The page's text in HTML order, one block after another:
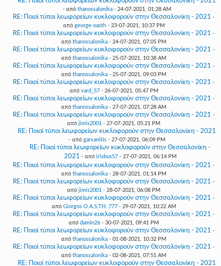
- από thanossalonika - 24-07-2021, 01:28 AM
RE: Ποιοί τύποι λεωφορείων κυκλοφορούν στην Θεσσαλονίκη - 2021 -
από george-oasth- 23-07-2021, 10:37 PM
RE: Ποιοί τύποι λεωφορείων κυκλοφορούν στην Θεσσαλονίκη - 2021 -
από thanossalonika - 24-07-2021, 07:05 PM
RE: Ποιοί τύποι λεωφορείων κυκλοφορούν στην Θεσσαλονίκη - 2021 -
από thanossalonika - 25-07-2021, 10:38 AM
RE: Ποιοί τύποι λεωφορείων κυκλοφορούν στην Θεσσαλονίκη - 2021 -
από thanossalonika - 25-07-2021, 09:03 PM
RE: Ποιοί τύποι λεωφορείων κυκλοφορούν στην Θεσσαλονίκη - 2021 -
από vard_57- 26-07-2021, 05:47 PM
RE: Ποιοί τύποι λεωφορείων κυκλοφορούν στην Θεσσαλονίκη - 2021 -
από thanossalonika - 27-07-2021, 07:28 AM
RE: Ποιοί τύποι λεωφορείων κυκλοφορούν στην Θεσσαλονίκη - 2021 -
από jimis2001 - 27-07-2021, 05:21 PM
RE: Ποιοί τύποι λεωφορείων κυκλοφορούν στην Θεσσαλονίκη - 2021
- από garvanitis - 27-07-2021, 06:09 PM
RE: Ποιοί τύποι λεωφορείων κυκλοφορούν στην Θεσσαλονίκη -
2021 - από irisbus57- 27-07-2021, 06:14 PM
RE: Ποιοί τύποι λεωφορείων κυκλοφορούν στην Θεσσαλονίκη - 2021 -
από thanossalonika - 28-07-2021, 01:14 PM
RE: Ποιοί τύποι λεωφορείων κυκλοφορούν στην Θεσσαλονίκη - 2021 -
από jimis2001 - 28-07-2021, 06:08 PM
RE: Ποιοί τύποι λεωφορείων κυκλοφορούν στην Θεσσαλονίκη - 2021 -
από Giorgos O.A.S.TH. 777- 29-07-2021, 10:22 AM
RE: Ποιοί τύποι λεωφορείων κυκλοφορούν στην Θεσσαλονίκη - 2021 -
από damin26 - 30-07-2021, 09:41 PM
RE: Ποιοί τύποι λεωφορείων κυκλοφορούν στην Θεσσαλονίκη - 2021 -
από thanossalonika - 01-08-2021, 10:32 PM
RE: Ποιοί τύποι λεωφορείων κυκλοφορούν στην Θεσσαλονίκη - 2021 -
από thanossalonika - 02-08-2021, 07:51 AM
RE: Ποιοί τύποι λεωφορείων κυκλοφορούν στην Θεσσαλονίκη - 2021